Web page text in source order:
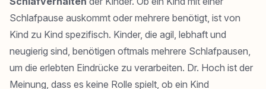
Schlafpause auskommt oder mehrere benötigt, ist von
Kind zu Kind spezifisch. Kinder, die agil, lebhaft und
neugierig sind, benötigen oftmals mehrere Schlafpausen,
um die erlebten Eindrücke zu verarbeiten. Dr. Hoch ist der
Meinung, dass es keine Rolle spielt, ob ein Kind